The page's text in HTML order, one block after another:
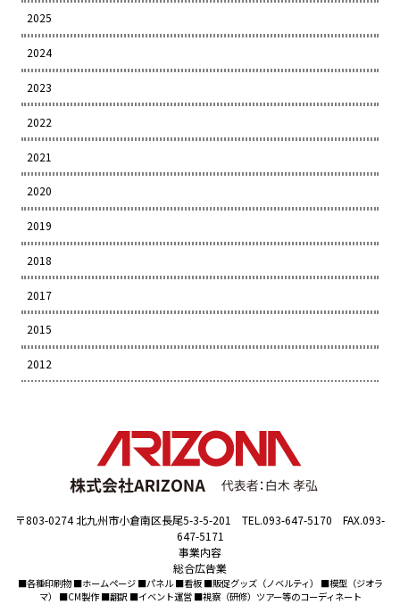
2025
2024
2023
2022
2021
2020
2019
2018
2017
2015
2012
〒803-0274 北九州市小倉南区長尾5-3-5-201 TEL.093-647-5170 FAX.093-
647-5171
事業内容
総合広告業
■各種印刷物 ■ホームページ ■パネル ■看板 ■販促グッズ（ノベルティ） ■模型（ジオラ
マ） ■CM製作 ■翻訳 ■イベント運営 ■視察（研修）ツアー等のコーディネート